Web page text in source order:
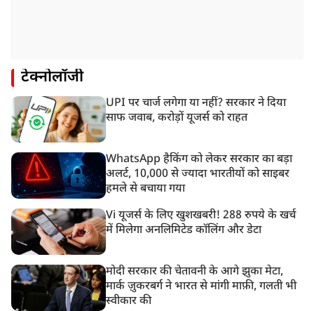
टेक्नोलॉजी
UPI पर चार्ज लगेगा या नहीं? सरकार ने दिया
साफ जवाब, करोड़ों यूजर्स को राहत
WhatsApp हैकिंग को लेकर सरकार का बड़ा
अलर्ट, 10,000 से ज्यादा भारतीयों को साइबर
हमले से बचाया गया
Vi यूजर्स के लिए खुशखबरी! 288 रुपये के खर्च
में मिलेगा अनलिमिटेड कॉलिंग और डेटा
मोदी सरकार की चेतावनी के आगे झुका मेटा,
मार्क ज़ुकरबर्ग ने भारत से मांगी माफ़ी, गलती भी
स्वीकार की